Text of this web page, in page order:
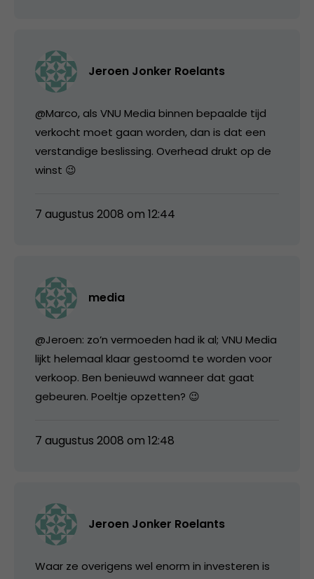
Jeroen Jonker Roelants
@Marco, als VNU Media binnen bepaalde tijd
verkocht moet gaan worden, dan is dat een
verstandige beslissing. Overhead drukt op de
winst 😉
7 augustus 2008 om 12:44
media
@Jeroen: zo’n vermoeden had ik al; VNU Media
lijkt helemaal klaar gestoomd te worden voor
verkoop. Ben benieuwd wanneer dat gaat
gebeuren. Poeltje opzetten? 😉
7 augustus 2008 om 12:48
Jeroen Jonker Roelants
Waar ze overigens wel enorm in investeren is